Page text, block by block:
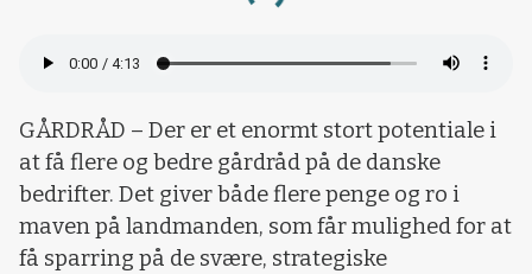
Loading...
GÅRDRÅD – Der er et enormt stort potentiale i
at få flere og bedre gårdråd på de danske
bedrifter. Det giver både flere penge og ro i
maven på landmanden, som får mulighed for at
få sparring på de svære, strategiske